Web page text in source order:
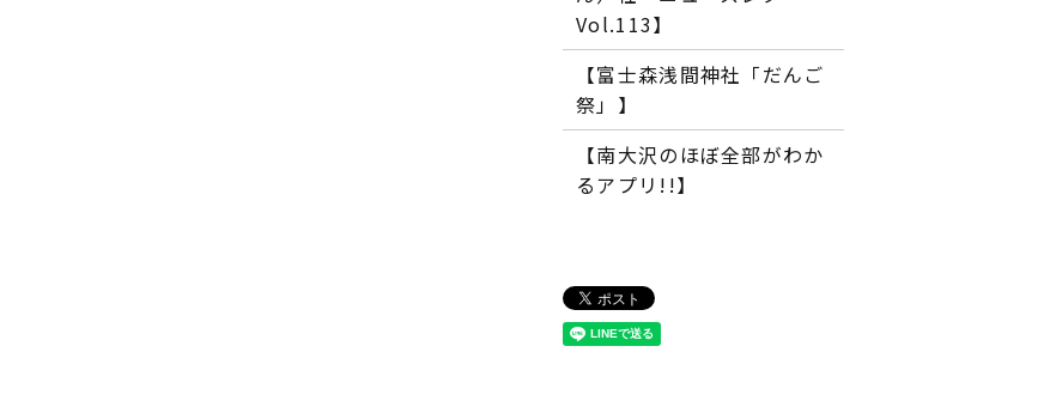
Vol.113】
【富士森浅間神社「だんご
祭」】
【南大沢のほぼ全部がわか
るアプリ!!】